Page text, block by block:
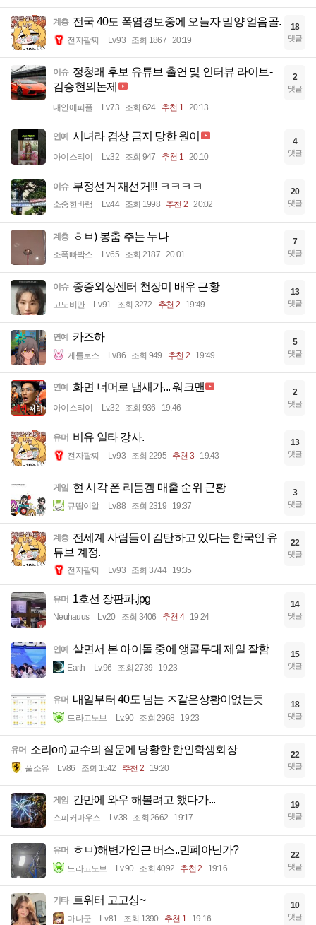
계층 전국 40도 폭염경보중에 오늘자 밀양 얼음골.
전자팔찌 Lv.93 조회 1867 20:19
18
댓글
이슈 정청래 후보 유튜브 출연 및 인터뷰 라이브-
김승현의논제
내안에퍼플 Lv.73 조회 624 추천 1 20:13
2
댓글
연예 시녀라 겸상 금지 당한 원이
아이스티이 Lv.32 조회 947 추천 1 20:10
4
댓글
이슈 부정선거 재선거!!! ㅋㅋㅋㅋ
소중한바램 Lv.44 조회 1998 추천 2 20:02
20
댓글
계층 ㅎㅂ) 봉춤 추는 누나
조폭빠박스 Lv.65 조회 2187 20:01
7
댓글
이슈 중증외상센터 천장미 배우 근황
고도비만 Lv.91 조회 3272 추천 2 19:49
13
댓글
연예 카즈하
케를로스 Lv.86 조회 949 추천 2 19:49
5
댓글
연예 화면 너머로 냄새가... 워크맨
아이스티이 Lv.32 조회 936 19:46
2
댓글
유머 비유 일타 강사.
전자팔찌 Lv.93 조회 2295 추천 3 19:43
13
댓글
게임 현 시각 폰 리듬겜 매출 순위 근황
큐땁이알 Lv.88 조회 2319 19:37
3
댓글
계층 전세계 사람들이 감탄하고 있다는 한국인 유
튜브 계정.
전자팔찌 Lv.93 조회 3744 19:35
22
댓글
유머 1호선 장판파.jpg
Neuhauus Lv.20 조회 3406 추천 4 19:24
14
댓글
연예 살면서 본 아이돌 중에 앵콜무대 제일 잘함
Earth Lv.96 조회 2739 19:23
15
댓글
유머 내일부터 40도 넘는 ㅈ같은상황이없는듯
드라고노브 Lv.90 조회 2968 19:23
18
댓글
유머 소리on) 교수의 질문에 당황한 한인학생회장
풀소유 Lv.86 조회 1542 추천 2 19:20
22
댓글
게임 간만에 와우 해볼려고 했다가...
스피커마우스 Lv.38 조회 2662 19:17
19
댓글
유머 ㅎㅂ)해변가인근 버스..민폐아닌가?
드라고노브 Lv.90 조회 4092 추천 2 19:16
22
댓글
기타 트위터 고고싱~
마나군 Lv.81 조회 1390 추천 1 19:16
10
댓글